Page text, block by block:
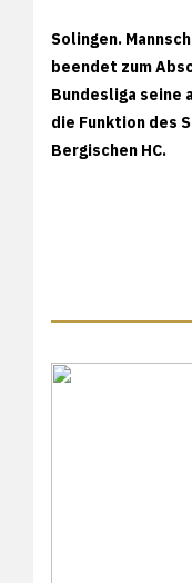
Solingen.
beendet zum
Bundesliga seine
die Funktion des
Bergischen HC.